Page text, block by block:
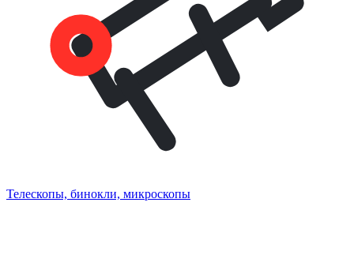
Телескопы, бинокли, микроскопы